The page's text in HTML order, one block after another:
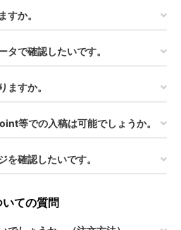
すか。
タで確認したいです。
ますか。
等での入稿は可能でしょうか。
を確認したいです。
ての質問